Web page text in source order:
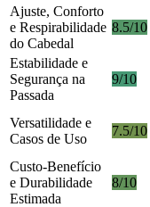
Ajuste, Conforto
e Respirabilidade
do Cabedal
8.5/10
Estabilidade e
Segurança na
Passada
9/10
Versatilidade e
Casos de Uso
7.5/10
Custo-Benefício
e Durabilidade
Estimada
8/10